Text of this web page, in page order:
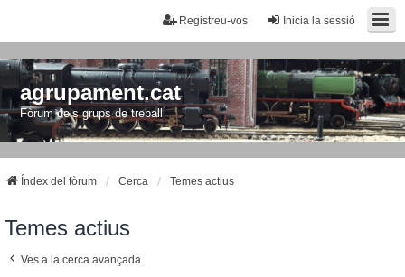
Inicia la sessió
Registreu-vos
agrupament.cat
Fòrum dels grups de treball
Índex del fòrum Cerca Temes actius
Temes actius
Ves a la cerca avançada